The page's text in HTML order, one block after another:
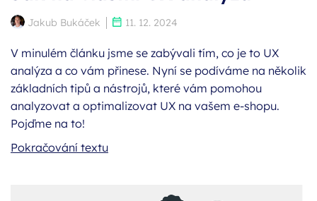
Autor:Jakub Bukáček Publikováno:
11. 12. 2024
V minulém článku jsme se zabývali tím, co je to UX
analýza a co vám přinese. Nyní se podíváme na několik
základních tipů a nástrojů, které vám pomohou
analyzovat a optimalizovat UX na vašem e-shopu.
Pojďme na to!
Pokračování textuJak na vlastní UX analýzu